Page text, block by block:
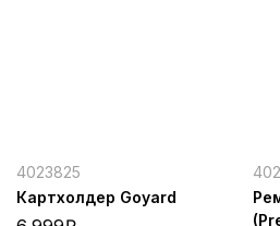
4023825
Картхолдер Goyard